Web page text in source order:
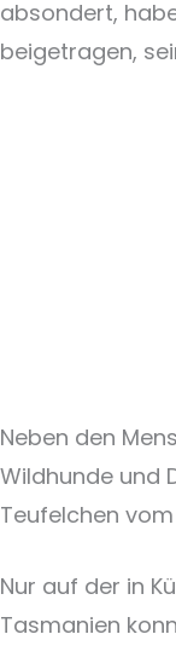
absondert,
beigetragen,
Neben den
Wildhunde und
Teufelchen
Nur auf der in
Tasmanien